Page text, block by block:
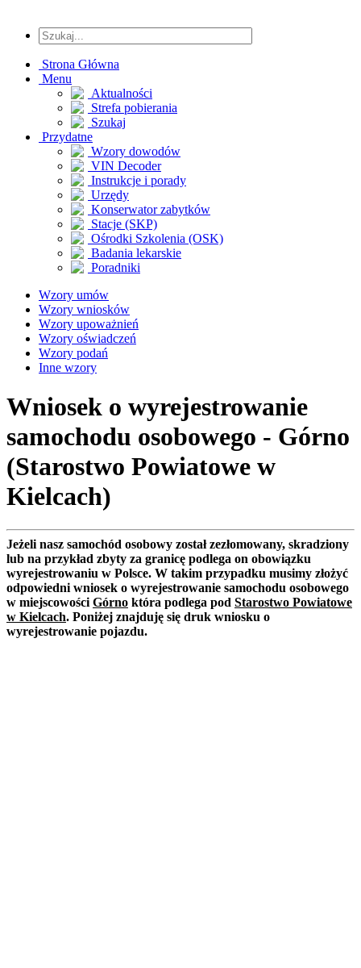
Strona Główna
Menu
Aktualności
Strefa pobierania
Szukaj
Przydatne
Wzory dowodów
VIN Decoder
Instrukcje i porady
Urzędy
Konserwator zabytków
Stacje (SKP)
Ośrodki Szkolenia (OSK)
Badania lekarskie
Poradniki
Wzory umów
Wzory wniosków
Wzory upoważnień
Wzory oświadczeń
Wzory podań
Inne wzory
Wniosek o wyrejestrowanie
samochodu osobowego - Górno
(Starostwo Powiatowe w
Kielcach)
Jeżeli nasz samochód osobowy został zezłomowany, skradziony
lub na przykład zbyty za granicę podlega on obowiązku
wyrejestrowaniu w Polsce. W takim przypadku musimy złożyć
odpowiedni wniosek o wyrejestrowanie samochodu osobowego
w miejscowości Górno która podlega pod Starostwo Powiatowe
w Kielcach. Poniżej znajduję się druk wniosku o
wyrejestrowanie pojazdu.